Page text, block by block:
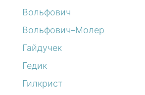
Вольфович
Вольфович–Молер
Гайдучек
Гедик
Гилкрист